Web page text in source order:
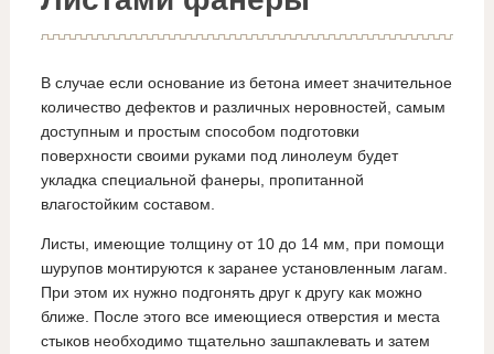
В случае если основание из бетона имеет значительное
количество дефектов и различных неровностей, самым
доступным и простым способом подготовки
поверхности своими руками под линолеум будет
укладка специальной фанеры, пропитанной
влагостойким составом.
Листы, имеющие толщину от 10 до 14 мм, при помощи
шурупов монтируются к заранее установленным лагам.
При этом их нужно подгонять друг к другу как можно
ближе. После этого все имеющиеся отверстия и места
стыков необходимо тщательно зашпаклевать и затем